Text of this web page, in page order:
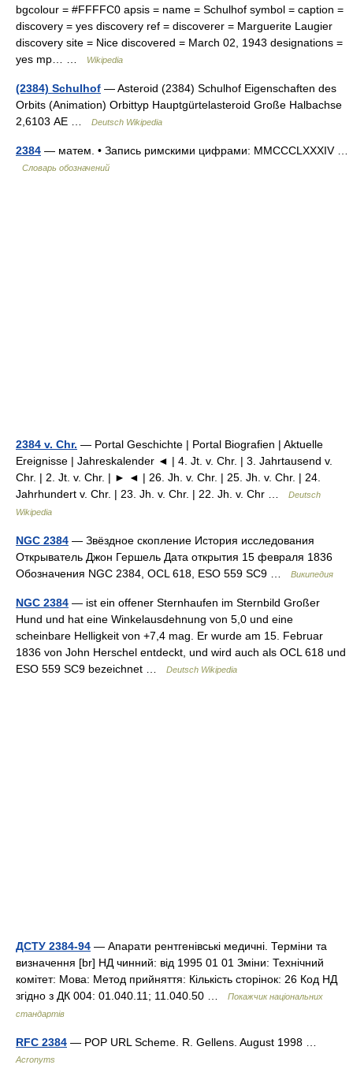
bgcolour = #FFFFC0 apsis = name = Schulhof symbol = caption =
discovery = yes discovery ref = discoverer = Marguerite Laugier
discovery site = Nice discovered = March 02, 1943 designations =
yes mp… …
Wikipedia
(2384) Schulhof — Asteroid (2384) Schulhof Eigenschaften des
Orbits (Animation) Orbittyp Hauptgürtelasteroid Große Halbachse
2,6103 AE …
Deutsch Wikipedia
2384 — матем. • Запись римскими цифрами: MMCCCLXXXIV …
Словарь обозначений
2384 v. Chr. — Portal Geschichte | Portal Biografien | Aktuelle
Ereignisse | Jahreskalender ◄ | 4. Jt. v. Chr. | 3. Jahrtausend v.
Chr. | 2. Jt. v. Chr. | ► ◄ | 26. Jh. v. Chr. | 25. Jh. v. Chr. | 24.
Jahrhundert v. Chr. | 23. Jh. v. Chr. | 22. Jh. v. Chr …
Deutsch
Wikipedia
NGC 2384 — Звёздное скопление История исследования
Открыватель Джон Гершель Дата открытия 15 февраля 1836
Обозначения NGC 2384, OCL 618, ESO 559 SC9 …
Википедия
NGC 2384 — ist ein offener Sternhaufen im Sternbild Großer
Hund und hat eine Winkelausdehnung von 5,0 und eine
scheinbare Helligkeit von +7,4 mag. Er wurde am 15. Februar
1836 von John Herschel entdeckt, und wird auch als OCL 618 und
ESO 559 SC9 bezeichnet …
Deutsch Wikipedia
ДСТУ 2384-94 — Апарати рентгенівські медичні. Терміни та
визначення [br] НД чинний: від 1995 01 01 Зміни: Технічний
комітет: Мова: Метод прийняття: Кількість сторінок: 26 Код НД
згідно з ДК 004: 01.040.11; 11.040.50 …
Покажчик національних
стандартів
RFC 2384 — POP URL Scheme. R. Gellens. August 1998 …
Acronyms